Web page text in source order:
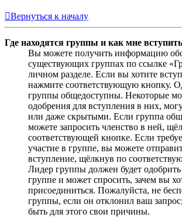
Вернуться к началу
Где находятся группы и как мне
Вы можете получить информацию
существующих группах по ссылке
личном разделе. Если вы хотите
нажмите соответствующую кнопку.
группы общедоступны. Некоторые
одобрения для вступления в них,
или даже скрытыми. Если группа
можете запросить членство в ней,
соответствующей кнопке. Если
участие в группе, вы можете
вступление, щёлкнув по
Лидер группы должен будет
группе и может спросить, зачем вы
присоединиться. Пожалуйста, не
группы, если он отклонил ваш
быть для этого свои причины.